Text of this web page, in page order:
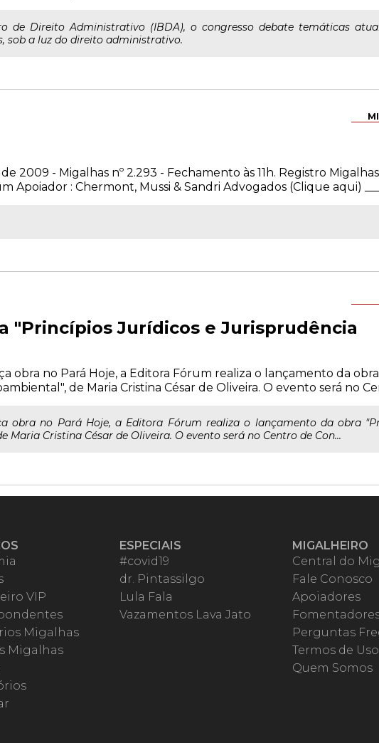
de Direito Administrativo (IBDA), o congresso debate temáticas
sob a luz do direito administrativo.
2009 - Migalhas nº 2.293 - Fechamento às 11h. Registro
: Chermont, Mussi & Sandri Advogados (Clique aqui)
"Princípios Jurídicos e Jurisprudência
obra no Pará Hoje, a Editora Fórum realiza o lançamento da
de Maria Cristina César de Oliveira. O evento será no
obra no Pará Hoje, a Editora Fórum realiza o lançamento da obra
Maria Cristina César de Oliveira. O evento será no Centro de Con...
VIP
Migalhas
Migalhas
ESPECIAIS
#covid19
dr. Pintassilgo
Lula Fala
Vazamentos Lava Jato
MIGALHEIRO
Central do
Fale Conosco
Apoiadores
Perguntas
Termos de Uso
Quem Somos